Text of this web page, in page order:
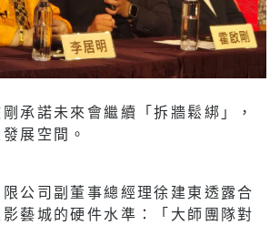
承諾未來會繼續「拆牆鬆綁」，
展空間。
公司副董事總經理徐建東透露合
藝城的硬件水準：「大師團隊對